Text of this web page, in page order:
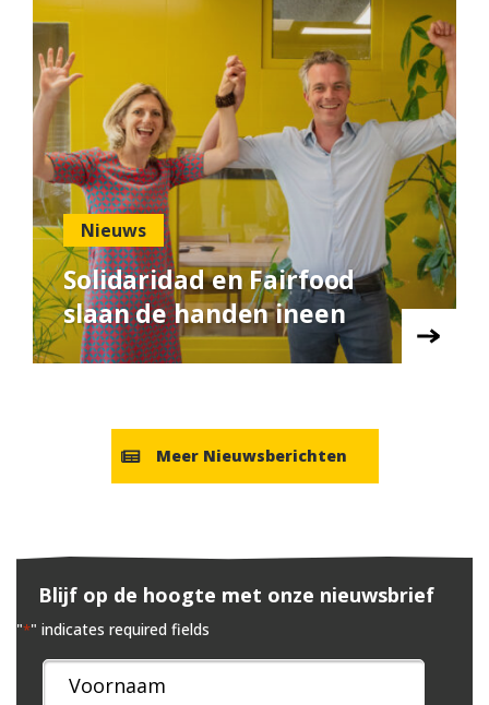
Nieuws
Solidaridad en Fairfood
slaan de handen ineen
Meer Nieuwsberichten
Blijf op de hoogte met onze nieuwsbrief
"*" indicates required fields
Naam